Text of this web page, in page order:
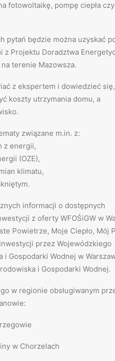
fotowoltaikę, pompę ciepła czy
pytań będzie można uzyskać
z Projektu Doradztwa
terenie Mazowsza.
z ekspertem i dowiedzieć
koszty utrzymania domu, a
związane m.in. z:
z energii,
(OZE),
klimatu,
informacji o dostępnych
z oferty WFOŚiGW w
Powietrze, Moje Ciepło, Mój
przez Wojewódzkiego
i Gospodarki Wodnej w
i Gospodarki Wodnej.
w regionie obsługiwanym
w Chorzelach